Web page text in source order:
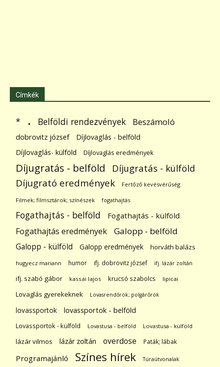
Címkék
* . Belföldi rendezvények Beszámoló
dobrovitz józsef
Díjlovaglás - belföld
Díjlovaglás- külföld
Díjlovaglás eredmények
Díjugratás - belföld Díjugratás - külföld
Díjugrató eredmények Fertőző kevésvérűség
Filmek; filmsztárok; színészek fogathajtás
Fogathajtás - belföld Fogathajtás - külföld
Fogathajtás eredmények Galopp - belföld
Galopp - külföld Galopp eredmények horváth balázs
hugyecz mariann humor ifj. dobrovitz józsef ifj. lázár zoltán
ifj. szabó gábor kassai lajos krucsó szabolcs lipicai
Lovaglás gyerekeknek Lovasrendőrök; polgárőrök
lovassportok lovassportok - belföld
Lovassportok - külföld Lovastusa - belföld Lovastusa - külföld
lázár vilmos lázár zoltán overdose Paták; lábak
Programajánló Színes hírek Túraútvonalak